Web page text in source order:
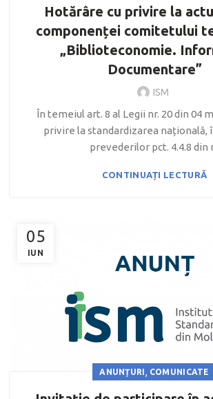
Hotărâre cu privire la
componenței comitetului
„Biblioteconomie.
Documentare”
ISM
În temeiul art. 8 al Legii nr. 20 din 04
privire la standardizarea națională,
prevederilor pct. 4.4.8 din
CONTINUAȚI LECTURĂ
05
IUN
ANUNȚURI, COMUNICATE